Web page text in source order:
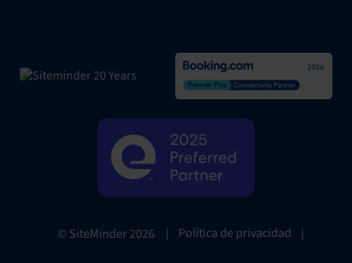
© SiteMinder2026 | Política de privacidad |